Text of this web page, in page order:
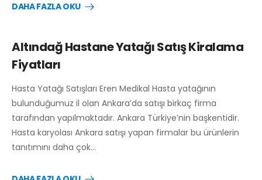
DAHA FAZLA OKU
Altındağ Hastane Yatağı Satış Kiralama
Fiyatları
Hasta Yatağı Satışları Eren Medikal Hasta yatağının
bulunduğumuz il olan Ankara’da satışı birkaç firma
tarafından yapılmaktadır. Ankara Türkiye’nin başkentidir.
Hasta karyolası Ankara satışı yapan firmalar bu ürünlerin
tanıtımını daha çok…